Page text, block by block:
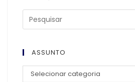
ASSUNTO
Selecionar categoria